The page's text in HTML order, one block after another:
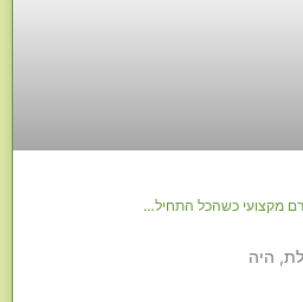
מקצועי כשהכל התחיל…
היה